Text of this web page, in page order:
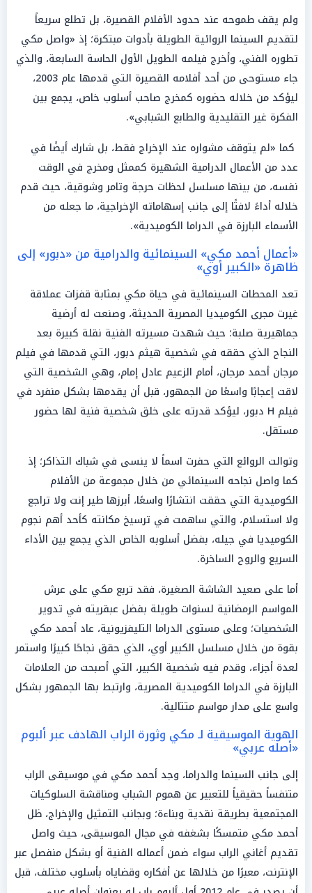
ولم يقف طموحه عند حدود الأفلام القصيرة، بل تطلع سريعاً
لتقديم السينما الروائية الطويلة بأدوات مبتكرة؛ إذ «واصل مكي
تطوره الفني، وأخرج فيلمه الطويل الأول الحاسة السابعة، والذي
جاء مستوحى من أحد أفلامه القصيرة التي قدمها عام 2003،
ليؤكد من خلاله حضوره كمخرج صاحب أسلوب خاص، يجمع بين
الفكرة غير التقليدية والطابع الشبابي».
كما «لم يتوقف مشواره عند الإخراج فقط، بل شارك أيضًا في
عدد من الأعمال الدرامية الشهيرة كممثل ومخرج في الوقت
نفسه، من بينها مسلسل لحظات حرجة وتامر وشوقية، حيث قدم
خلاله أداءً لافتًا إلى جانب إسهاماته الإخراجية، ما جعله من
الأسماء البارزة في الدراما الكوميدية».
«أعمال أحمد مكي» السينمائية والدرامية من «دبور» إلى
ظاهرة «الكبير أوي»
تعد المحطات السينمائية في حياة مكي بمثابة قفزات عملاقة
غيرت مجرى الكوميديا المصرية الحديثة، وصنعت له أرضية
جماهيرية صلبة؛ حيث شهدت مسيرته الفنية نقلة كبيرة بعد
النجاح الذي حققه في شخصية هيثم دبور، التي قدمها في فيلم
مرجان أحمد مرجان، أمام الزعيم عادل إمام، وهي الشخصية التي
لاقت إعجابًا واسعًا من الجمهور، قبل أن يقدمها بشكل منفرد في
فيلم H دبور، ليؤكد قدرته على خلق شخصية فنية لها حضور
مستقل.
وتوالت الروائع التي حفرت اسماً لا ينسى في شباك التذاكر؛ إذ
كما واصل نجاحه السينمائي من خلال مجموعة من الأفلام
الكوميدية التي حققت انتشارًا واسعًا، أبرزها طير إنت ولا تراجع
ولا استسلام، والتي ساهمت في ترسيخ مكانته كأحد أهم نجوم
الكوميديا في جيله، بفضل أسلوبه الخاص الذي يجمع بين الأداء
السريع والروح الساخرة.
أما على صعيد الشاشة الصغيرة، فقد تربع مكي على عرش
المواسم الرمضانية لسنوات طويلة بفضل عبقريته في تدوير
الشخصيات؛ وعلى مستوى الدراما التليفزيونية، عاد أحمد مكي
بقوة من خلال مسلسل الكبير أوي، الذي حقق نجاحًا كبيرًا واستمر
لعدة أجزاء، وقدم فيه شخصية الكبير، التي أصبحت من العلامات
البارزة في الدراما الكوميدية المصرية، وارتبط بها الجمهور بشكل
واسع على مدار مواسم متتالية.
الهوية الموسيقية لـ مكي وثورة الراب الهادف عبر ألبوم
«أصله عربي»
إلى جانب السينما والدراما، وجد أحمد مكي في موسيقى الراب
متنفساً حقيقياً للتعبير عن هموم الشباب ومناقشة السلوكيات
المجتمعية بطريقة نقدية وبناءة؛ وبجانب التمثيل والإخراج، ظل
أحمد مكي متمسكًا بشغفه في مجال الموسيقى، حيث واصل
تقديم أغاني الراب سواء ضمن أعماله الفنية أو بشكل منفصل عبر
الإنترنت، معبرًا من خلالها عن أفكاره وقضاياه بأسلوب مختلف، قبل